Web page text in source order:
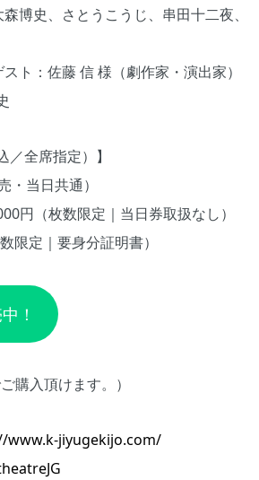
博史、さとうこうじ、串田十二夜、
ト：佐藤 信 様（劇作家・演出家）
／全席指定）】
・当日共通）
円（枚数限定｜当日券取扱なし）
限定｜要身分証明書）
！
購入頂けます。）
www.k-jiyugekijo.com/